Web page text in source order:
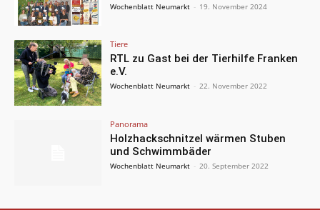
Wochenblatt Neumarkt - 19. November 2024
Tiere
RTL zu Gast bei der Tierhilfe Franken
e.V.
Wochenblatt Neumarkt - 22. November 2022
Panorama
Holzhackschnitzel wärmen Stuben
und Schwimmbäder
Wochenblatt Neumarkt - 20. September 2022